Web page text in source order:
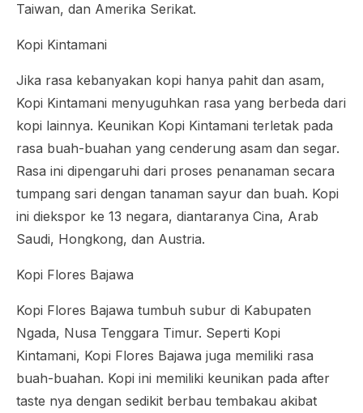
Taiwan, dan Amerika Serikat.
Kopi Kintamani
Jika rasa kebanyakan kopi hanya pahit dan asam,
Kopi Kintamani menyuguhkan rasa yang berbeda dari
kopi lainnya. Keunikan Kopi Kintamani terletak pada
rasa buah-buahan yang cenderung asam dan segar.
Rasa ini dipengaruhi dari proses penanaman secara
tumpang sari dengan tanaman sayur dan buah. Kopi
ini diekspor ke 13 negara, diantaranya Cina, Arab
Saudi, Hongkong, dan Austria.
Kopi Flores Bajawa
Kopi Flores Bajawa tumbuh subur di Kabupaten
Ngada, Nusa Tenggara Timur. Seperti Kopi
Kintamani, Kopi Flores Bajawa juga memiliki rasa
buah-buahan. Kopi ini memiliki keunikan pada after
taste nya dengan sedikit berbau tembakau akibat